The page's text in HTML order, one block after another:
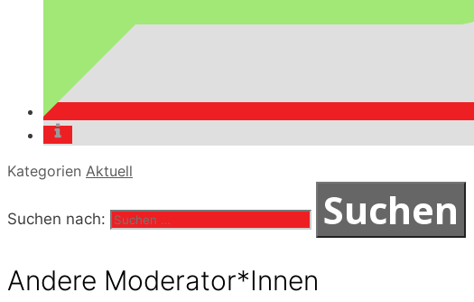
Kategorien Aktuell
Suchen nach:
Andere Moderator*Innen